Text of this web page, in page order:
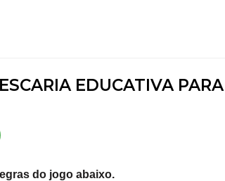
EDUCATIVA PARA
do jogo abaixo.